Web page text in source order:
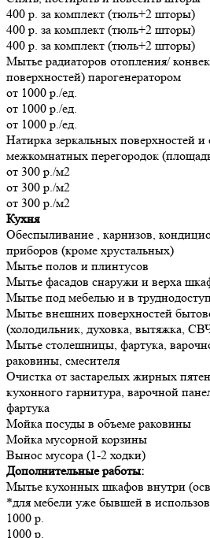
400 р. за комплект (тюль+2 шторы)
400 р. за комплект (тюль+2 шторы)
400 р. за комплект (тюль+2 шторы)
Мытье радиаторов отопления/
поверхностей) парогенератором
от 1000 р./ед.
от 1000 р./ед.
от 1000 р./ед.
Натирка зеркальных поверхностей и
межкомнатных перегородок
от 300 р./м2
от 300 р./м2
от 300 р./м2
Кухня
Обеспыливание , карнизов,
приборов (кроме хрустальных)
Мытье полов и плинтусов
Мытье фасадов снаружи и верха
Мытье под мебелью и в
Мытье внешних поверхностей
(холодильник, духовка, вытяжка,
Мытье столешницы, фартука,
раковины, смесителя
Очистка от застарелых жирных
кухонного гарнитура, варочной
фартука
Мойка посуды в объеме раковины
Мойка мусорной корзины
Вынос мусора (1-2 ходки)
Дополнительные работы:
Мытье кухонных шкафов внутри
*для мебели уже бывшей в
1000 р.
1000 р.